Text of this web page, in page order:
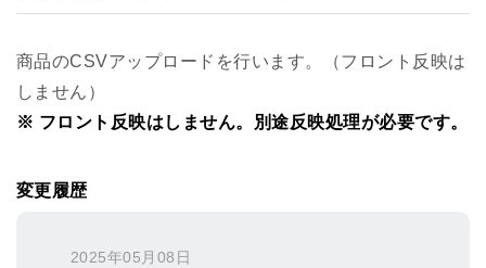
商品のCSVアップロードを行います。（フロント反映は
しません）
※ フロント反映はしません。別途反映処理が必要です。
変更履歴
2025年05月08日